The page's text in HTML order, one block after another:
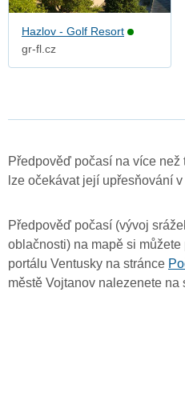
Hazlov - Golf Resort
gr-fl.cz
Předpověď počasí na více
lze očekávat její upřesňování
Předpověď počasí (vývoj
oblačnosti) na mapě si
portálu Ventusky na stránce
městě Vojtanov nalezenete na